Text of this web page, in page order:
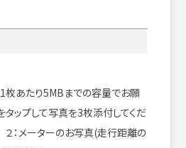
あたり5MBまでの容量でお願
ップして写真を3枚添付してくだ
：メーターのお写真(走行距離の